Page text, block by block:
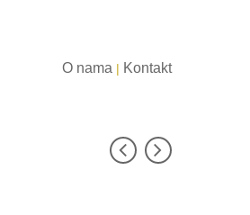
O nama | Kontakt